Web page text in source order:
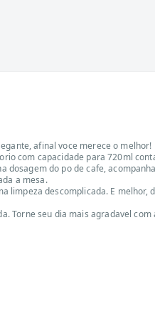
afinal voce merece o melhor!
com capacidade para 720ml
do po de cafe,
a mesa.
descomplicada. E
seu dia mais agradavel